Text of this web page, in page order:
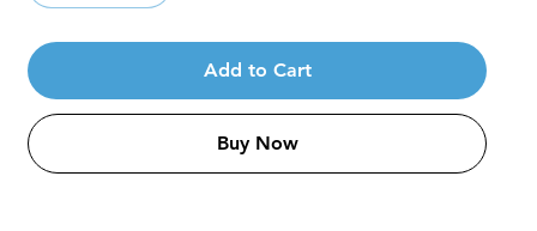
Add to Cart
Buy Now